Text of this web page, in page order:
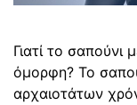
Γιατί το σαπούνι
όμορφη? Το
αρχαιοτάτων